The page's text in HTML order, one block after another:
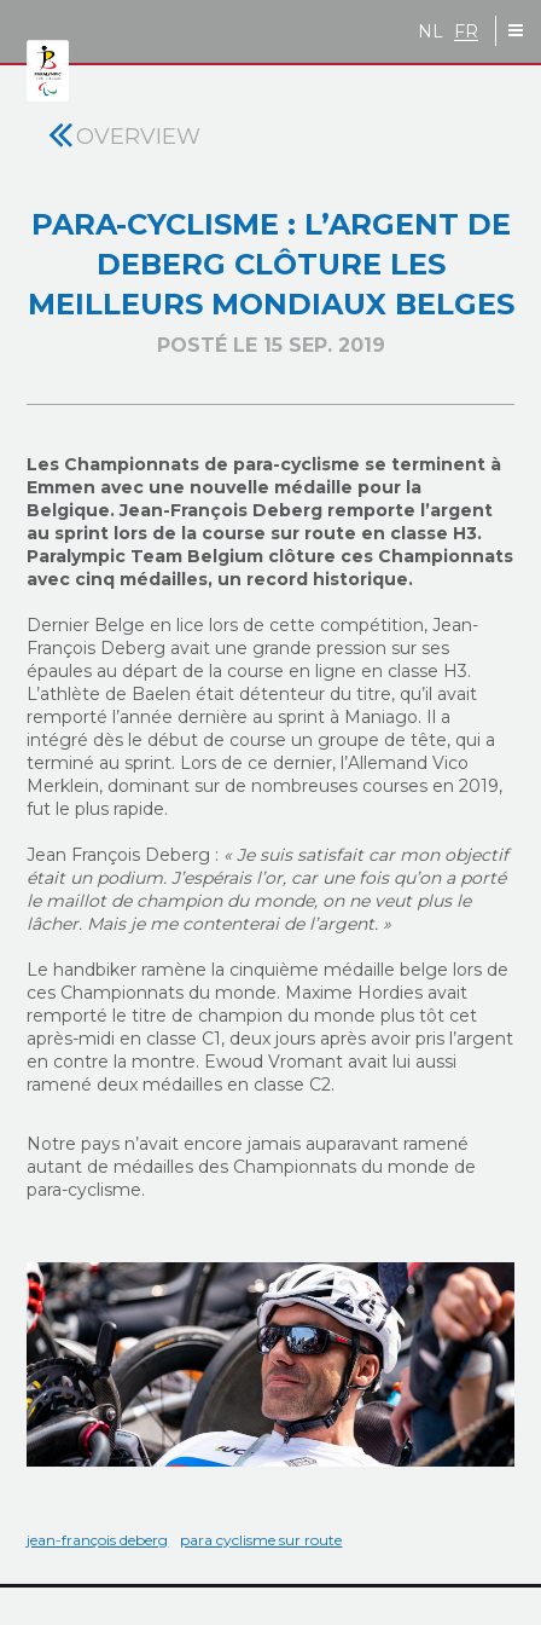
NL FR
OVERVIEW
PARA-CYCLISME : L’ARGENT DE
DEBERG CLÔTURE LES
MEILLEURS MONDIAUX BELGES
POSTÉ LE 15 SEP. 2019
Les Championnats de para-cyclisme se terminent à
Emmen avec une nouvelle médaille pour la
Belgique. Jean-François Deberg remporte l’argent
au sprint lors de la course sur route en classe H3.
Paralympic Team Belgium clôture ces Championnats
avec cinq médailles, un record historique.
Dernier Belge en lice lors de cette compétition, Jean-
François Deberg avait une grande pression sur ses
épaules au départ de la course en ligne en classe H3.
L’athlète de Baelen était détenteur du titre, qu’il avait
remporté l’année dernière au sprint à Maniago. Il a
intégré dès le début de course un groupe de tête, qui a
terminé au sprint. Lors de ce dernier, l’Allemand Vico
Merklein, dominant sur de nombreuses courses en 2019,
fut le plus rapide.
Jean François Deberg : « Je suis satisfait car mon objectif
était un podium. J’espérais l’or, car une fois qu’on a porté
le maillot de champion du monde, on ne veut plus le
lâcher. Mais je me contenterai de l’argent. »
Le handbiker ramène la cinquième médaille belge lors de
ces Championnats du monde. Maxime Hordies avait
remporté le titre de champion du monde plus tôt cet
après-midi en classe C1, deux jours après avoir pris l’argent
en contre la montre. Ewoud Vromant avait lui aussi
ramené deux médailles en classe C2.
Notre pays n’avait encore jamais auparavant ramené
autant de médailles des Championnats du monde de
para-cyclisme.
jean-françois deberg para cyclisme sur route